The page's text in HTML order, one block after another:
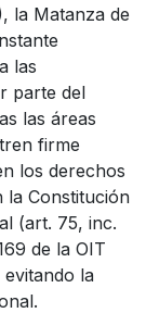
la Matanza de
las
parte del
las áreas
firme
los derechos
la Constitución
(art. 75, inc.
de la OIT
la